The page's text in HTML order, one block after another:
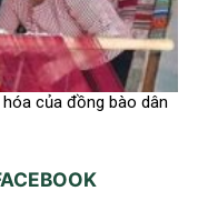
của đồng bào dân